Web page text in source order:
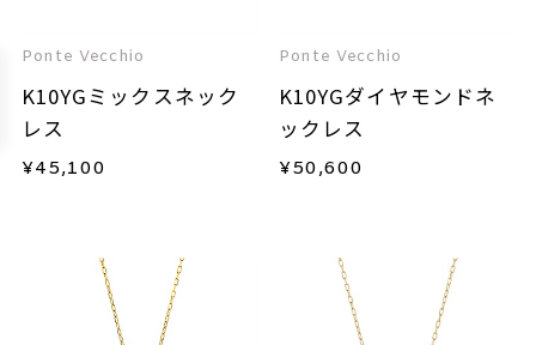
Ponte Vecchio
K10YGミックスネック
レス
¥45,100
Ponte Vecchio
K10YGダイヤモンドネ
ックレス
¥50,600